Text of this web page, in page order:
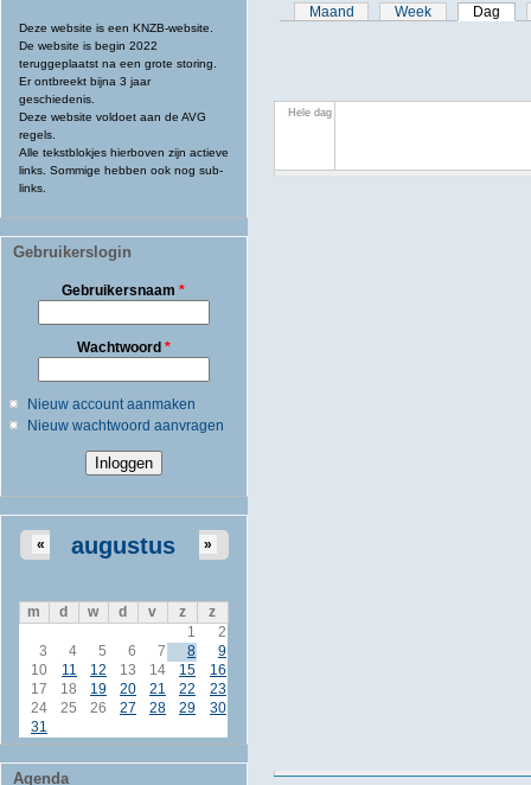
Deze website is een KNZB-website.
De website is begin 2022
teruggeplaatst na een grote storing.
Er ontbreekt bijna 3 jaar
geschiedenis.
Deze website voldoet aan de AVG
regels.
Alle tekstblokjes hierboven zijn actieve
links. Sommige hebben ook nog sub-
links.
Gebruikerslogin
Gebruikersnaam*
Wachtwoord *
Nieuw account aanmaken
Nieuw wachtwoord aanvragen
augustus
« »
m d w d v z
z
1
2
3
4 5 6 7 8
9
10
11 12 13 14 15
16
17
18 19 20 21 22
23
24
25 26 27 28 29
30
31
Agenda
Primaire tabs
Maand Week Dag
Hele dag